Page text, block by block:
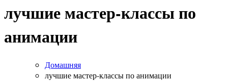
лучшие мастер-классы по
анимации
Домашняя
лучшие мастер-классы по анимации